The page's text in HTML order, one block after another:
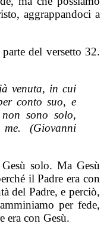
aggrappandoci a
del versetto 32.
venuta, in cui
conto suo, e
sono solo,
(Giovanni
solo. Ma Gesù
il Padre era con
del Padre, e perciò,
per fede,
era con Gesù.